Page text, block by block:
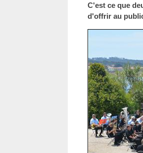
C'est ce que
d'offrir au